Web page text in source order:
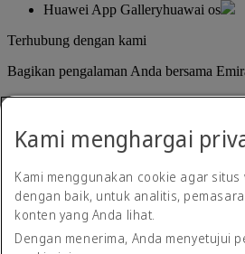
Huawei App Galleryhuawai os
Terhubung dengan kami
Bagikan pengalaman Anda bersama
Pernyataan aksesibilitas
Hubungi kami
Kami menghargai
Kami menggunakan cookie agar
dengan baik, untuk analitis,
konten yang Anda lihat.
Dengan menerima, Anda menyetujui